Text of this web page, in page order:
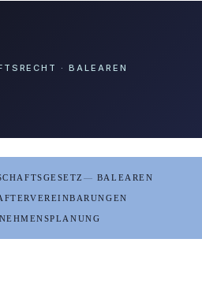
· BALEAREN
BALEAREN